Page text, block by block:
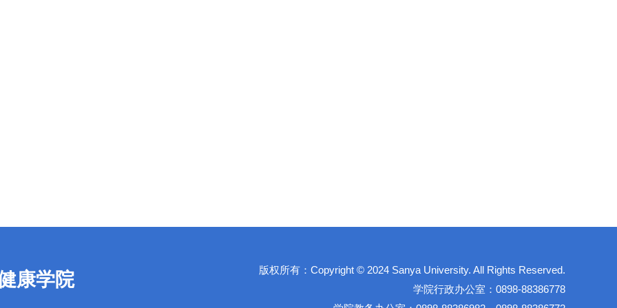
康学院
版权所有：Copyright © 2024 Sanya University. All Rights Reserved.
学院行政办公室：0898-88386778